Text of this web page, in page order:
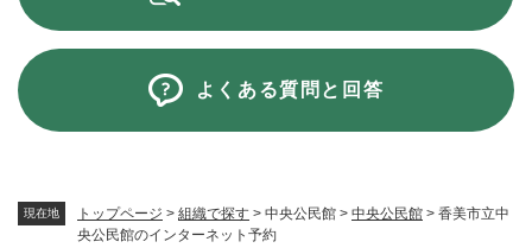
現在地 トップページ > 組織で探す > 中央公民館 > 中央公民館 > 香美市立中
央公民館のインターネット予約
よくある質問と回答